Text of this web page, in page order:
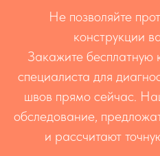
Не позволяйте
конструкции
Закажите бесплатную
специалиста для
швов прямо сейчас.
обследование,
и рассчитают